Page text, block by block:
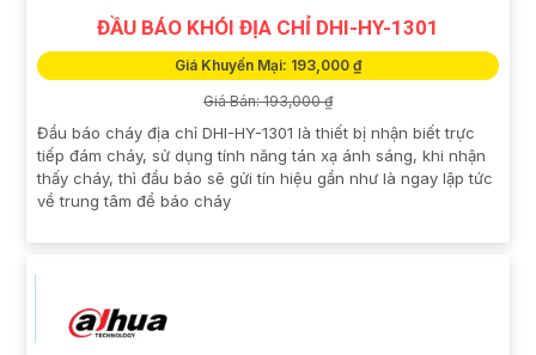
ĐẦU BÁO KHÓI ĐỊA CHỈ DHI-HY-1301
Giá Khuyến Mại: 193,000 ₫
Giá Bán: 193,000 ₫
Đầu báo cháy địa chỉ DHI-HY-1301 là thiết bị nhận biết trực
tiếp đám cháy, sử dụng tính năng tán xạ ánh sáng, khi nhận
thấy cháy, thì đầu báo sẽ gửi tín hiệu gần như là ngay lập tức
về trung tâm để báo cháy